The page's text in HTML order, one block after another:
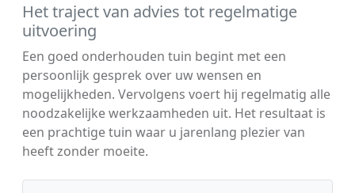
Het traject van advies tot regelmatige
uitvoering
Een goed onderhouden tuin begint met een
persoonlijk gesprek over uw wensen en
mogelijkheden. Vervolgens voert hij regelmatig alle
noodzakelijke werkzaamheden uit. Het resultaat is
een prachtige tuin waar u jarenlang plezier van
heeft zonder moeite.